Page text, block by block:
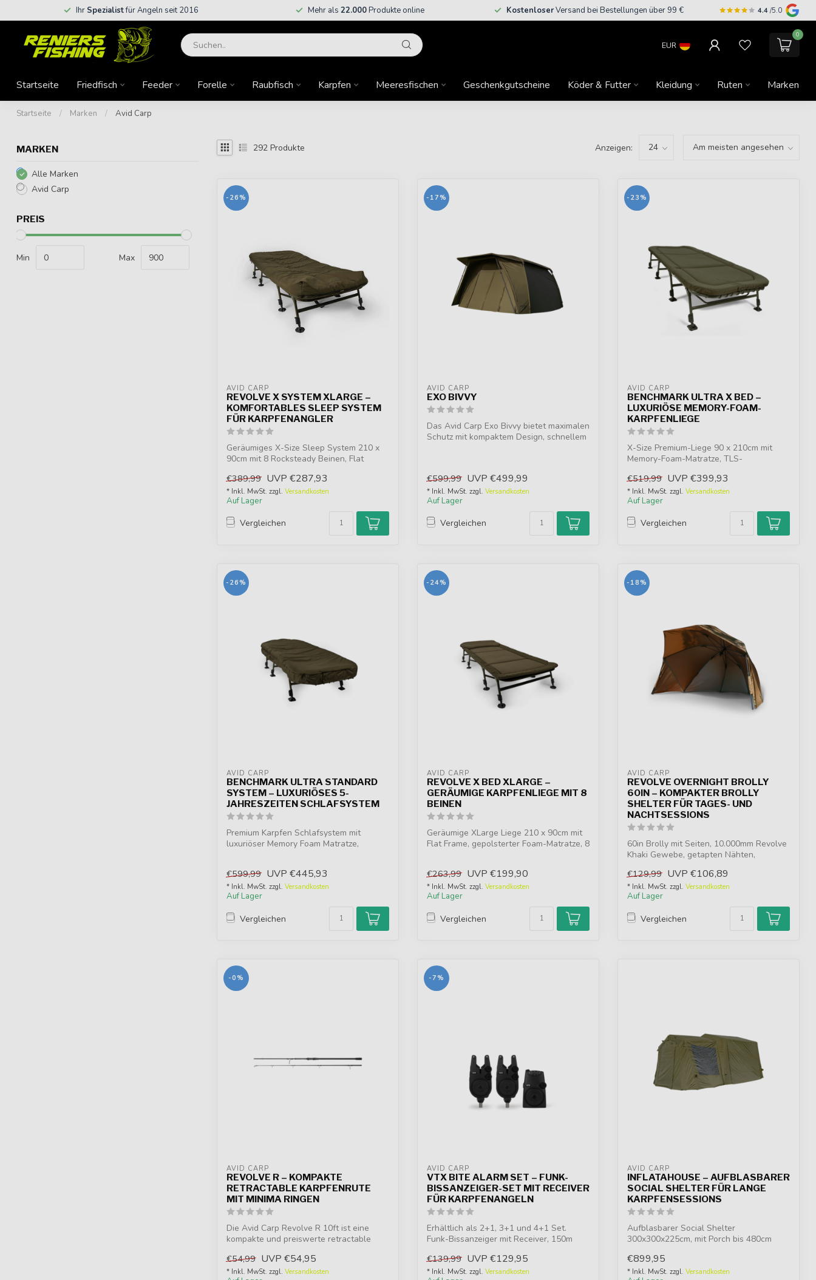
Ihr Spezialistfür Angeln seit 2016 Mehr als 22.000Produkte online KostenloserVersand bei Bestellungen über 99 € 4.4 /5.0
EUR
0
Startseite Friedfisch Feeder Forelle Raubfisch Karpfen Meeresfischen Geschenkgutscheine Köder & Futter Kleidung Ruten Marken
Startseite / Marken / Avid Carp
MARKEN
Alle Marken
Avid Carp
PREIS
Min Max
292 Produkte Anzeigen:
-26%
AVID CARP
REVOLVE X SYSTEM XLARGE –
KOMFORTABLES SLEEP SYSTEM
FÜR KARPFENANGLER
Geräumiges X-Size Sleep System 210 x
90cm mit 8 Rocksteady Beinen, Flat
€389,99 UVP €287,93
* Inkl. MwSt. zzgl. Versandkosten
Auf Lager
Vergleichen
-17%
AVID CARP
EXO BIVVY
Das Avid Carp Exo Bivvy bietet maximalen
Schutz mit kompaktem Design, schnellem
€599,99 UVP €499,99
* Inkl. MwSt. zzgl. Versandkosten
Auf Lager
Vergleichen
-23%
AVID CARP
BENCHMARK ULTRA X BED –
LUXURIÖSE MEMORY-FOAM-
KARPFENLIEGE
X-Size Premium-Liege 90 x 210cm mit
Memory-Foam-Matratze, TLS-
€519,99 UVP €399,93
* Inkl. MwSt. zzgl. Versandkosten
Auf Lager
Vergleichen
-26%
AVID CARP
BENCHMARK ULTRA STANDARD
SYSTEM – LUXURIÖSES 5-
JAHRESZEITEN SCHLAFSYSTEM
Premium Karpfen Schlafsystem mit
luxuriöser Memory Foam Matratze,
€599,99 UVP €445,93
* Inkl. MwSt. zzgl. Versandkosten
Auf Lager
Vergleichen
-24%
AVID CARP
REVOLVE X BED XLARGE –
GERÄUMIGE KARPFENLIEGE MIT 8
BEINEN
Geräumige XLarge Liege 210 x 90cm mit
Flat Frame, gepolsterter Foam-Matratze, 8
€263,99 UVP €199,90
* Inkl. MwSt. zzgl. Versandkosten
Auf Lager
Vergleichen
-18%
AVID CARP
REVOLVE OVERNIGHT BROLLY
60IN – KOMPAKTER BROLLY
SHELTER FÜR TAGES- UND
NACHTSESSIONS
60in Brolly mit Seiten, 10.000mm Revolve
Khaki Gewebe, getapten Nähten,
€129,99 UVP €106,89
* Inkl. MwSt. zzgl. Versandkosten
Auf Lager
Vergleichen
-0%
AVID CARP
REVOLVE R – KOMPAKTE
RETRACTABLE KARPFENRUTE
MIT MINIMA RINGEN
Die Avid Carp Revolve R 10ft ist eine
kompakte und preiswerte retractable
€54,99 UVP €54,95
* Inkl. MwSt. zzgl. Versandkosten
-7%
AVID CARP
VTX BITE ALARM SET – FUNK-
BISSANZEIGER-SET MIT RECEIVER
FÜR KARPFENANGELN
Erhältlich als 2+1, 3+1 und 4+1 Set.
Funk-Bissanzeiger mit Receiver, 150m
€139,99 UVP €129,95
* Inkl. MwSt. zzgl. Versandkosten
AVID CARP
INFLATAHOUSE – AUFBLASBARER
SOCIAL SHELTER FÜR LANGE
KARPFENSESSIONS
Aufblasbarer Social Shelter
300x300x225cm, mit Porch bis 480cm
€899,95
* Inkl. MwSt. zzgl. Versandkosten